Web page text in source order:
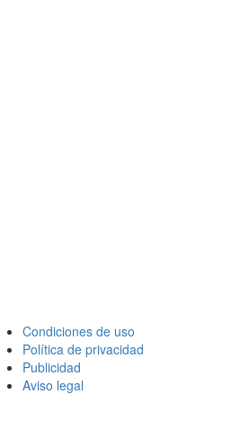
Condiciones de uso
Política de privacidad
Publicidad
Aviso legal